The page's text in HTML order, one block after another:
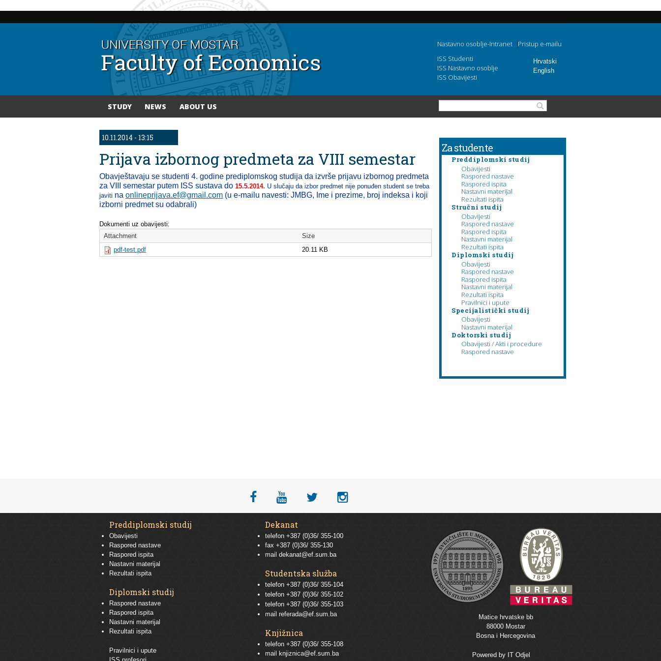
content
Hrvatski
English
Nastavno osoblje-Intranet
Pristup e-mailu
ISS Studenti
ISS Nastavno osoblje
ISS Obavijesti
STUDY NEWS ABOUT US Search form
You are here
10.11.2014 - 13:15
Prijava izbornog predmeta za VIII semestar
Obavještavaju se studenti 4. godine prediplomskog studija da izvrše prijavu izbornog predmeta
za VIII semestar putem ISS sustava do 15.5.2014. U slučaju da izbor predmet nije ponuđen student se treba
javiti na onlineprijava.ef@gmail.com (u e-mailu navesti: JMBG, me i prezime, broj indeksa i koji
izborni predmet su odabrali)
Dokumenti uz obavijesti:
Attachment
Size
pdf-test.pdf
20.11 KB
Za studente
Preddiplomski studij
Obavijesti
Raspored nastave
Raspored ispita
Nastavni materijal
Rezultati ispita
Stručni studij
Obavijesti
Raspored nastave
Raspored ispita
Nastavni materijal
Rezultati ispita
Diplomski studij
Obavijesti
Raspored nastave
Raspored ispita
Nastavni materijal
Rezultati ispita
Pravilnici i upute
Specijalistički studij
Obavijesti
Nastavni materijal
Doktorski studij
Obavijesti / Akti i procedure
Raspored nastave
Preddiplomski studij
Obavijesti
Raspored nastave
Raspored ispita
Nastavni materijal
Rezultati ispita
Diplomski studij
Raspored nastave
Raspored ispita
Nastavni materijal
Rezultati ispita
Pravilnici i upute
Dekanat
telefon +387 (0)36/ 355-100
fax +387 (0)36/ 355-130
mail dekanat@ef.sum.ba
Studentska služba
telefon +387 (0)36/ 355-104
telefon +387 (0)36/ 355-102
telefon +387 (0)36/ 355-103
mail referada@ef.sum.ba
Knjižnica
telefon +387 (0)36/ 355-108
mail
knjiznica@ef.sum.ba
Matice hrvatske bb
88000 Mostar
Bosna i Hercegovina
Powered by IT Odjel